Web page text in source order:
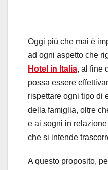
Oggi più che mai è
ad ogni aspetto che
Hotel in Italia, al fine
possa essere
rispettare ogni tipo di
della famiglia, oltre
e ai sogni in
che si intende
A questo proposito,